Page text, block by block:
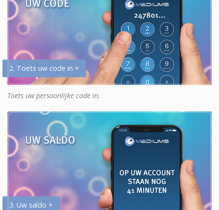
2. Toets uw code in +
Toets uw persoonlijke code in.
3. Uw saldo +